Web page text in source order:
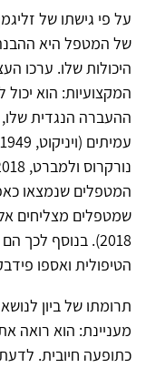
על פי גישתו של
של המטפל היא
היכולות שלו. ערכו
המקצועיות: הוא
ההעברה הנגדית
המטפלים שנמצאו
שמטפלים מצליחים
2018). בנוסף
הטיפולית ואספו
תרומתו של ביון
מעניינת: הוא
כתופעה חיובית.